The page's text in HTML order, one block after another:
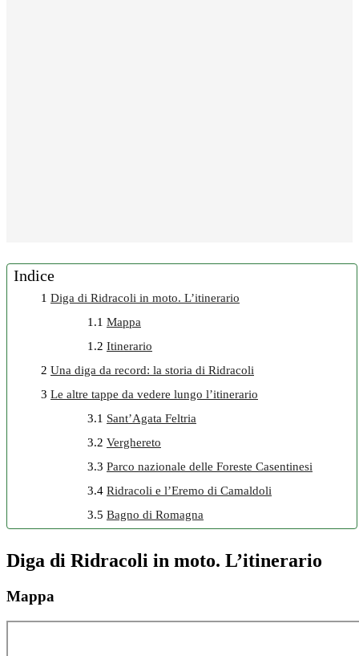
Indice
1 Diga di Ridracoli in moto. L’itinerario
1.1 Mappa
1.2 Itinerario
2 Una diga da record: la storia di Ridracoli
3 Le altre tappe da vedere lungo l’itinerario
3.1 Sant’Agata Feltria
3.2 Verghereto
3.3 Parco nazionale delle Foreste Casentinesi
3.4 Ridracoli e l’Eremo di Camaldoli
3.5 Bagno di Romagna
Diga di Ridracoli in moto. L’itinerario
Mappa